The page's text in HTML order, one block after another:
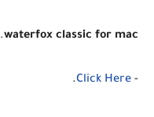
waterfox classic for mac
.
-
Click Here
.